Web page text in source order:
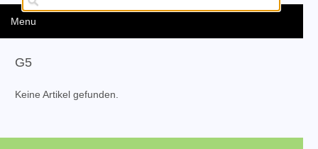
Menu
G5
Keine Artikel gefunden.